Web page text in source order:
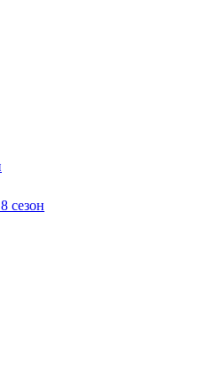
сезон